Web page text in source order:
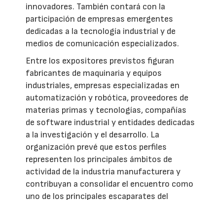
innovadores. También contará con la
participación de empresas emergentes
dedicadas a la tecnología industrial y de
medios de comunicación especializados.
Entre los expositores previstos figuran
fabricantes de maquinaria y equipos
industriales, empresas especializadas en
automatización y robótica, proveedores de
materias primas y tecnologías, compañías
de software industrial y entidades dedicadas
a la investigación y el desarrollo. La
organización prevé que estos perfiles
representen los principales ámbitos de
actividad de la industria manufacturera y
contribuyan a consolidar el encuentro como
uno de los principales escaparates del